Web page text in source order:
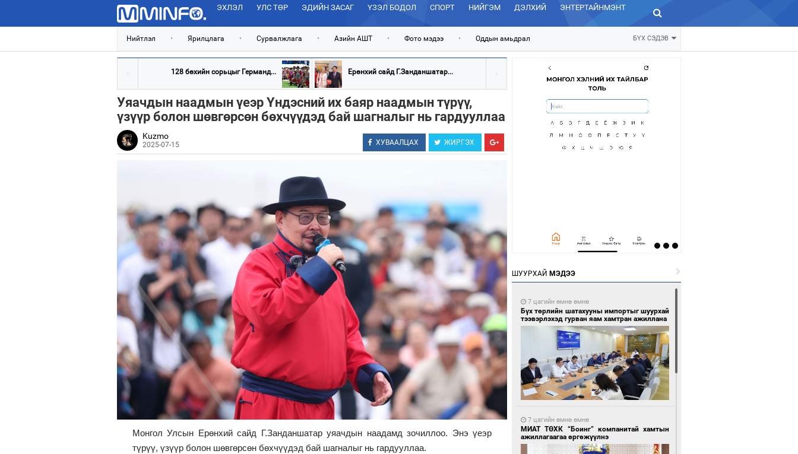
ЭХЛЭЛ УЛС ТӨР ЭДИЙН ЗАСАГ ҮЗЭЛ БОДОЛ СПОРТ НИЙГЭМ ДЭЛХИЙ ЭНТЕРТАЙНМЭНТ ЗУРХАЙ
Нийтлэл • Ярилцлага • Сурвалжлага • Азийн АШТ • Фото мэдээ • Оддын амьдрал БҮХ СЭДЭВ
128 бөхийн сорьцыг Германд... Ерөнхий сайд Г.Занданшатар...
Уяачдын наадмын үеэр Үндэсний их баяр наадмын түрүү,
үзүүр болон шөвгөрсөн бөхчүүдэд бай шагналыг нь гардууллаа
Kuzmo
2025-07-15 ХУВААЛЦАХ ЖИРГЭХ
Монгол Улсын Ерөнхий сайд Г.Занданшатар уяачдын наадамд зочиллоо. Энэ үеэр
түрүү, үзүүр болон шөвгөрсөн бөхчүүдэд бай шагналыг нь гардууллаа.
ШУУРХАЙ МЭДЭЭ
7 цагийн өмнө өмнө
Бүх төрлийн шатахууны импортыг шуурхай
тээвэрлэхэд гурван яам хамтран ажиллана
7 цагийн өмнө өмнө
МИАТ ТӨХК “Боинг” компанитай хамтын
ажиллагаагаа өргөжүүлнэ